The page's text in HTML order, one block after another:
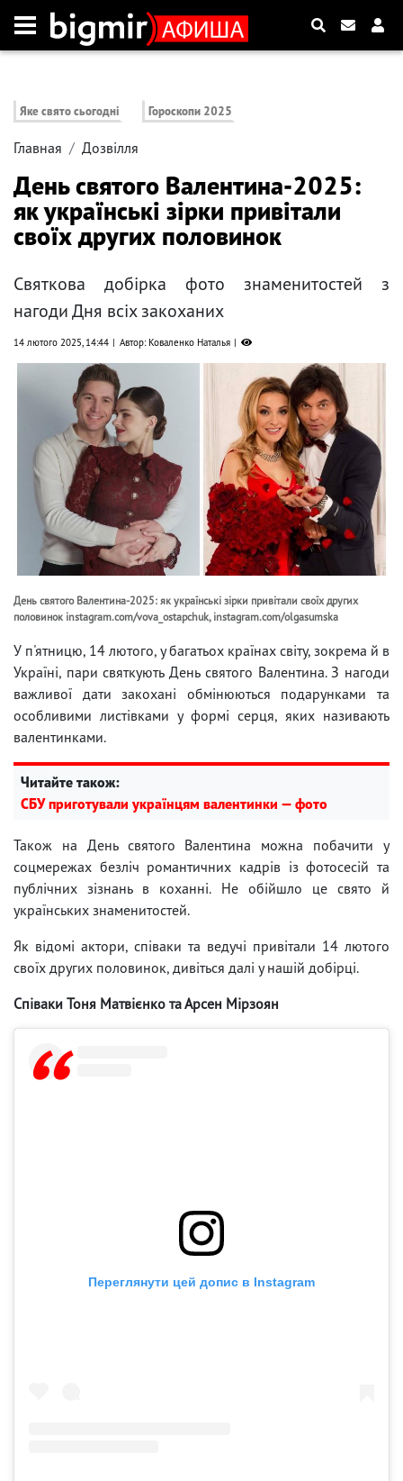
Яке свято сьогодні Гороскопи 2025
Главная Дозвілля
День святого Валентина-2025:
як українські зірки привітали
своїх других половинок
Святкова добірка фото знаменитостей з
нагоди Дня всіх закоханих
14 лютого 2025, 14:44 Автор: Коваленко Наталья
День святого Валентина-2025: як українські зірки привітали своїх других
половинок instagram.com/vova_ostapchuk, instagram.com/olgasumska
У п'ятницю, 14 лютого, у багатьох країнах світу, зокрема й в
Україні, пари святкують День святого Валентина. З нагоди
важливої ​​дати закохані обмінюються подарунками та
особливими листівками у формі серця, яких називають
валентинками.
Читайте також:
СБУ приготували українцям валентинки — фото
Також на День святого Валентина можна побачити у
соцмережах безліч романтичних кадрів із фотосесій та
публічних зізнань в коханні. Не обійшло це свято й
українських знаменитостей.
Як відомі актори, співаки та ведучі привітали 14 лютого
своїх других половинок, дивіться далі у нашій добірці.
Співаки Тоня Матвієнко та Арсен Мірзоян
Переглянути цей допис в Instagram